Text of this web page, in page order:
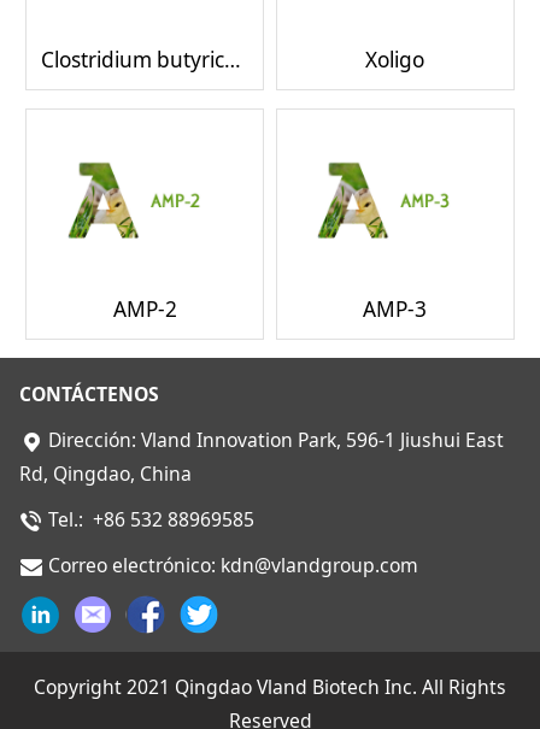
Clostridium butyricum Xoligo
AMP-2 AMP-3
CONTÁCTENOS
Dirección: Vland Innovation Park, 596-1 Jiushui East
Rd, Qingdao, China
Tel.: +86 532 88969585
Correo electrónico: kdn@vlandgroup.com
Copyright 2021 Qingdao Vland Biotech Inc. All Rights
Reserved